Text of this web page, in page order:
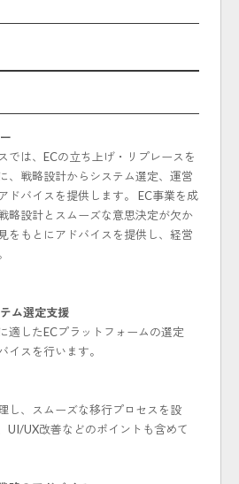
では、ECの立ち上げ・リプレースを
、戦略設計からシステム選定、運営
ドバイスを提供します。 EC事業を成
略設計とスムーズな意思決定が欠か
をもとにアドバイスを提供し、経営
ム選定支援
適したECプラットフォームの選定
イスを行います。
し、スムーズな移行プロセスを設
UI/UX改善などのポイントも含めて